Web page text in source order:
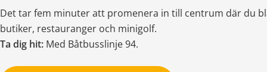
Det tar fem minuter att promenera in till centrum där du
butiker, restauranger och minigolf.
Ta dig hit: Med Båtbusslinje 94.